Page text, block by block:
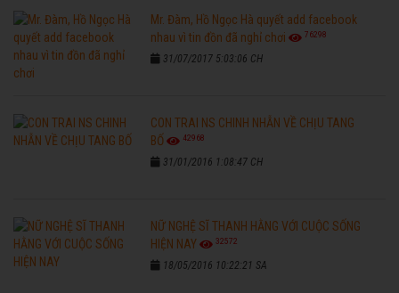
Mr. Đàm, Hồ Ngọc Hà quyết add facebook
nhau vì tin đồn đã nghỉ chơi
76298
31/07/2017 5:03:06 CH
CON TRAI NS CHINH NHẪN VỀ CHỊU TANG
BỐ
42968
31/01/2016 1:08:47 CH
NỮ NGHỆ SĨ THANH HẰNG VỚI CUỘC SỐNG
HIỆN NAY
32572
18/05/2016 10:22:21 SA